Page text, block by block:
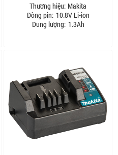
Thương hiệu: Makita
Dòng pin: 10.8V Li-ion
Dung lượng: 1.3Ah